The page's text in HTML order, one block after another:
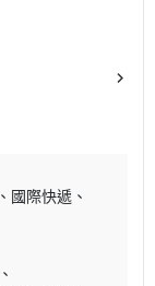
國際快遞